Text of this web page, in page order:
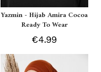
Yazmin - Hijab Amira Cocoa
Ready To Wear
€4.99